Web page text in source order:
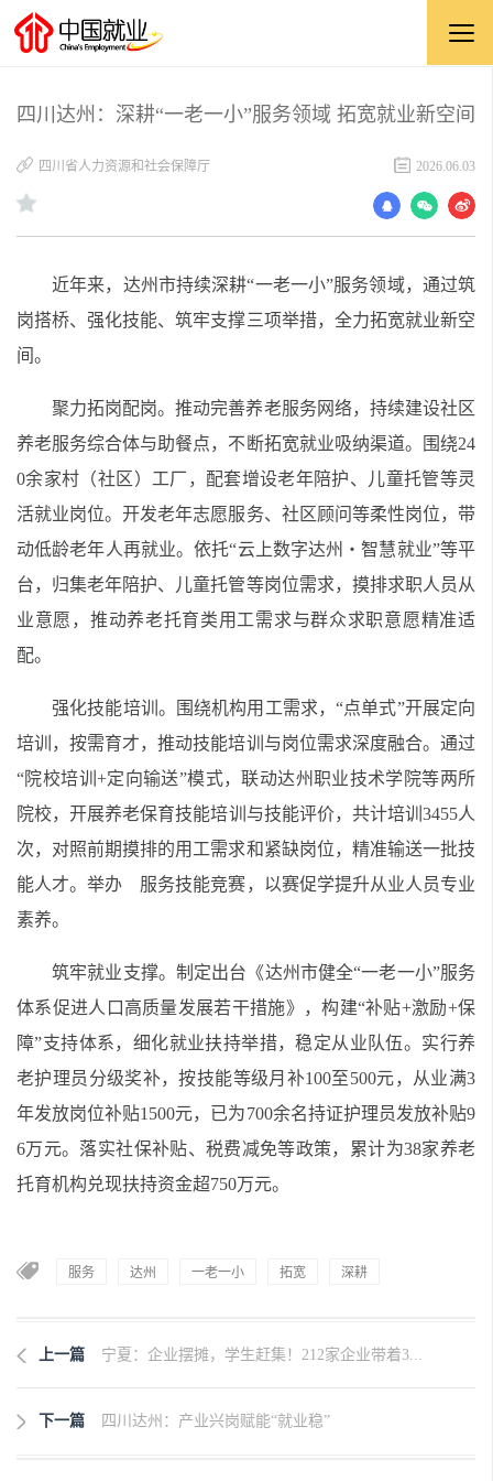
四川达州：深耕“一老一小”服务领域 拓宽就业新空间
四川省人力资源和社会保障厅 2026.06.03
近年来，达州市持续深耕“一老一小”服务领域，通过筑
岗搭桥、强化技能、筑牢支撑三项举措，全力拓宽就业新空
间。
聚力拓岗配岗。推动完善养老服务网络，持续建设社区
养老服务综合体与助餐点，不断拓宽就业吸纳渠道。围绕24
0余家村（社区）工厂，配套增设老年陪护、儿童托管等灵
活就业岗位。开发老年志愿服务、社区顾问等柔性岗位，带
动低龄老年人再就业。依托“云上数字达州・智慧就业”等平
台，归集老年陪护、儿童托管等岗位需求，摸排求职人员从
业意愿，推动养老托育类用工需求与群众求职意愿精准适
配。
强化技能培训。围绕机构用工需求，“点单式”开展定向
培训，按需育才，推动技能培训与岗位需求深度融合。通过
“院校培训+定向输送”模式，联动达州职业技术学院等两所
院校，开展养老保育技能培训与技能评价，共计培训3455人
次，对照前期摸排的用工需求和紧缺岗位，精准输送一批技
能人才。举办 服务技能竞赛，以赛促学提升从业人员专业
素养。
筑牢就业支撑。制定出台《达州市健全“一老一小”服务
体系促进人口高质量发展若干措施》，构建“补贴+激励+保
障”支持体系，细化就业扶持举措，稳定从业队伍。实行养
老护理员分级奖补，按技能等级月补100至500元，从业满3
年发放岗位补贴1500元，已为700余名持证护理员发放补贴9
6万元。落实社保补贴、税费减免等政策，累计为38家养老
托育机构兑现扶持资金超750万元。
服务 达州 一老一小 拓宽 深耕
上一篇 宁夏：企业摆摊，学生赶集！212家企业带着3...
下一篇 四川达州：产业兴岗赋能“就业稳”